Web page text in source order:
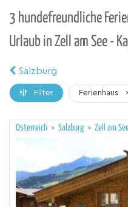
3 hundefreundliche
Urlaub in Zell am See -
Salzburg
Filter Ferienhaus
Österreich > Salzburg > Zell am